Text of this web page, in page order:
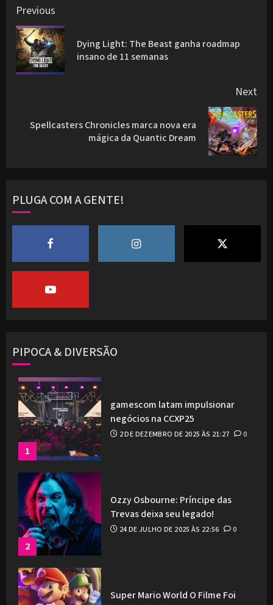
Post
navigation
Previous
Dying Light: The Beast ganha roadmap
insano de 11 semanas
Next
NextSpellcasters Chronicles marca nova era
mágica da Quantic Dream
PLUGA COM A GENTE!
PIPOCA & DIVERSÃO
1
gamescom latam impulsionar
negócios na CCXP25
2 DE DEZEMBRO DE 2025 ÀS 21:27 0
2
Ozzy Osbourne: Príncipe das
Trevas deixa seu legado!
24 DE JULHO DE 2025 ÀS 22:56 0
Super Mario World O Filme Foi